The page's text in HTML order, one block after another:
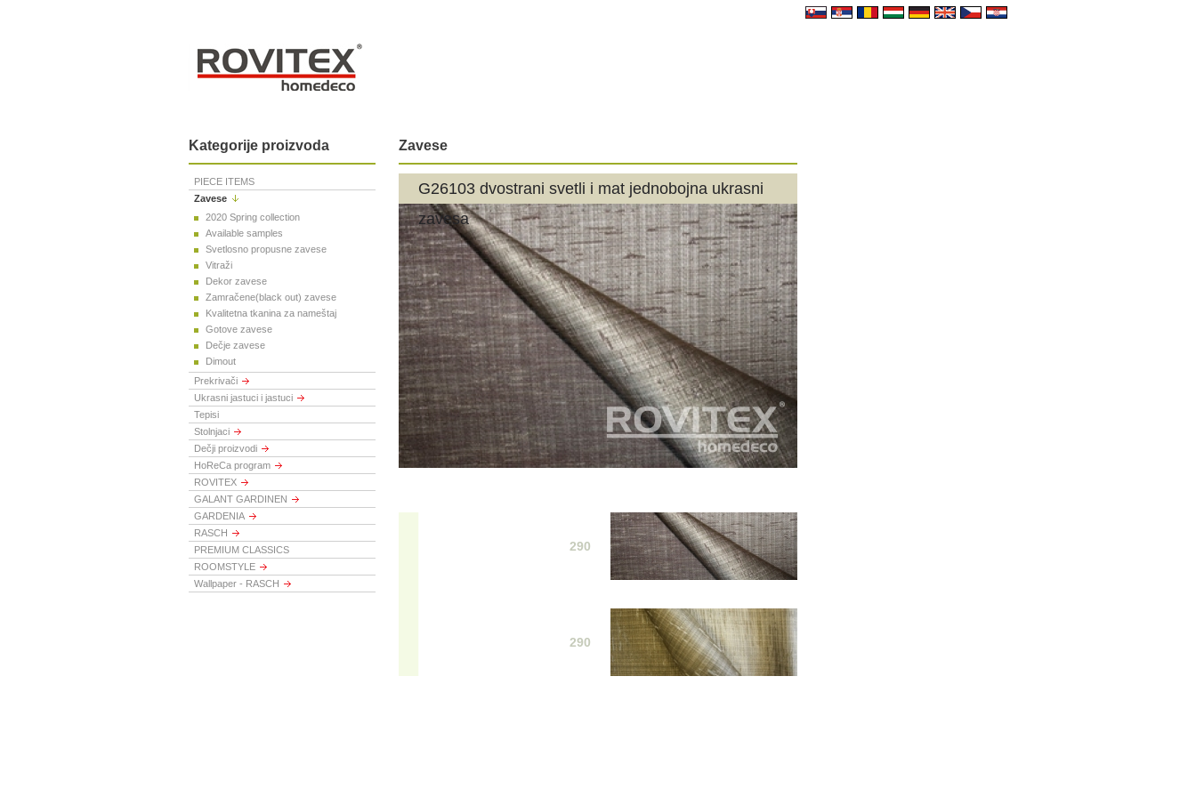
Kategorije proizvoda
PIECE ITEMS
Zavese
2020 Spring collection
Available samples
Svetlosno propusne zavese
Vitraži
Dekor zavese
Zamračene(black out) zavese
Kvalitetna tkanina za nameštaj
Gotove zavese
Dečje zavese
Dimout
Prekrivači
Ukrasni jastuci i jastuci
Tepisi
Stolnjaci
Dečji proizvodi
HoReCa program
ROVITEX
GALANT GARDINEN
GARDENIA
RASCH
PREMIUM CLASSICS
ROOMSTYLE
Wallpaper - RASCH
Zavese
G26103 dvostrani svetli i mat jednobojna ukrasni
zavesa
290
290